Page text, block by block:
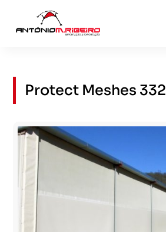
Protect Meshes 332